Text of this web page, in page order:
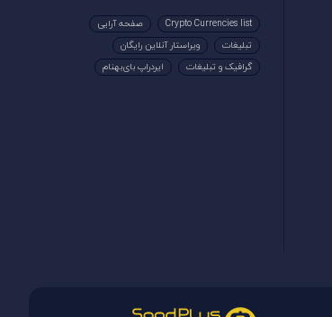
Crypto Currencies list
صفحه آرایی
تبلیغات
ویراستار آنلاین رایگان
گرافیک و تبلیغات
ایردراپ بای‌بهنام